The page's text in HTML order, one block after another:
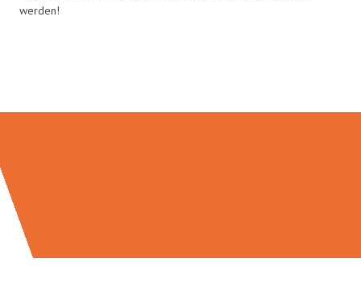
werden!